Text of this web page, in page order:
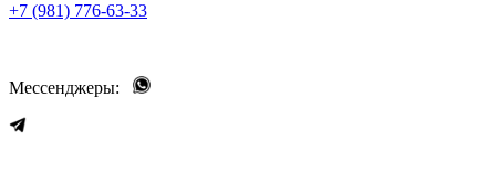
+7 (981) 776-63-33
Мессенджеры: